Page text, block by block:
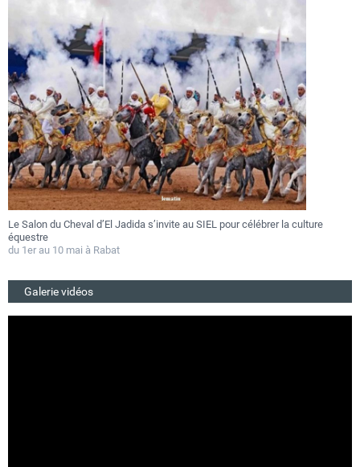
Le Salon du Cheval d’El Jadida s’invite au SIEL pour célébrer la culture
équestre
du 1er au 10 mai à Rabat
Galerie vidéos